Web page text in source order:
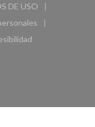
DE USO
((abre en una nueva
nueva ventana))
ventana))